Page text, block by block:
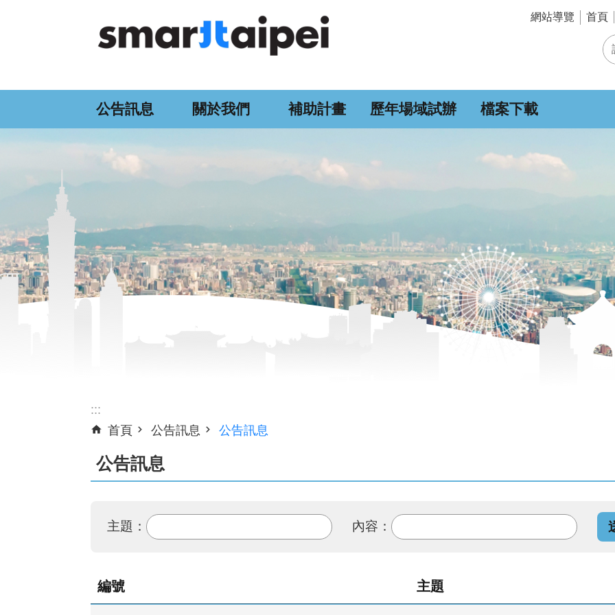
網站導覽
首頁
公告訊息 關於我們 補助計畫 歷年場域試辦 檔案下載
:::
首頁
公告訊息 公告訊息
公告訊息
主題： 內容：
編號 主題